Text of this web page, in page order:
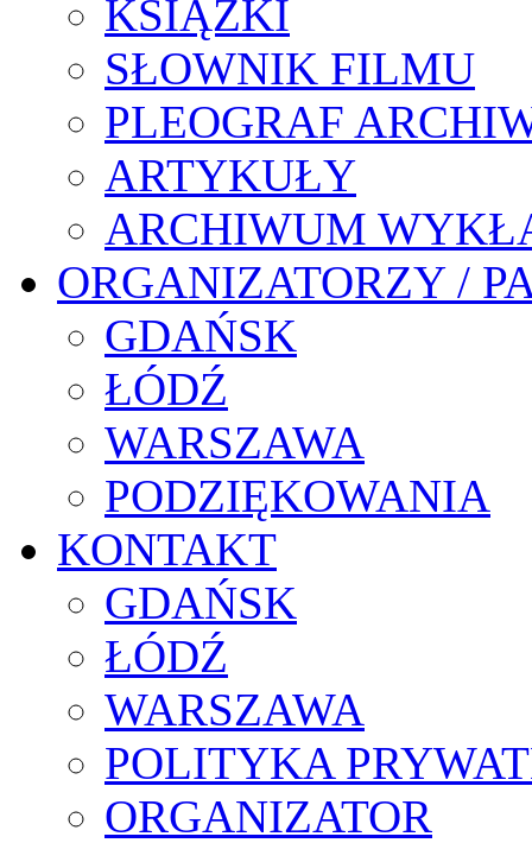
KSIĄŻKI
SŁOWNIK FILMU
PLEOGRAF
ARTYKUŁY
ARCHIWUM
ORGANIZATORZY /
GDAŃSK
ŁÓDŹ
WARSZAWA
PODZIĘKOWANIA
KONTAKT
GDAŃSK
ŁÓDŹ
WARSZAWA
POLITYKA
ORGANIZATOR